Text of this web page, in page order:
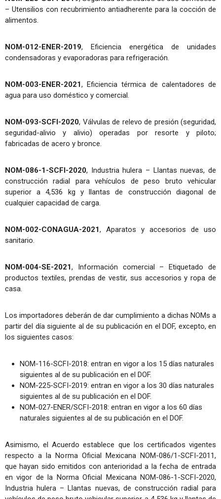
– Utensilios con recubrimiento antiadherente para la cocción de
alimentos.
NOM-012-ENER-2019, Eficiencia energética de unidades
condensadoras y evaporadoras para refrigeración.
NOM-003-ENER-2021, Eficiencia térmica de calentadores de
agua para uso doméstico y comercial.
NOM-093-SCFI-2020, Válvulas de relevo de presión (seguridad,
seguridad-alivio y alivio) operadas por resorte y piloto;
fabricadas de acero y bronce.
NOM-086-1-SCFI-2020, Industria hulera – Llantas nuevas, de
construcción radial para vehículos de peso bruto vehicular
superior a 4,536 kg y llantas de construcción diagonal de
cualquier capacidad de carga.
NOM-002-CONAGUA-2021, Aparatos y accesorios de uso
sanitario.
NOM-004-SE-2021, Información comercial – Etiquetado de
productos textiles, prendas de vestir, sus accesorios y ropa de
casa.
Los importadores deberán de dar cumplimiento a dichas NOMs a
partir del día siguiente al de su publicación en el DOF, excepto, en
los siguientes casos:
NOM-116-SCFI-2018: entran en vigor a los 15 días naturales
siguientes al de su publicación en el DOF.
NOM-225-SCFI-2019: entran en vigor a los 30 días naturales
siguientes al de su publicación en el DOF.
NOM-027-ENER/SCFI-2018: entran en vigor a los 60 días
naturales siguientes al de su publicación en el DOF.
Asimismo, el Acuerdo establece que los certificados vigentes
respecto a la Norma Oficial Mexicana NOM-086/1-SCFI-2011,
que hayan sido emitidos con anterioridad a la fecha de entrada
en vigor de la Norma Oficial Mexicana NOM-086-1-SCFI-2020,
Industria hulera – Llantas nuevas, de construcción radial para